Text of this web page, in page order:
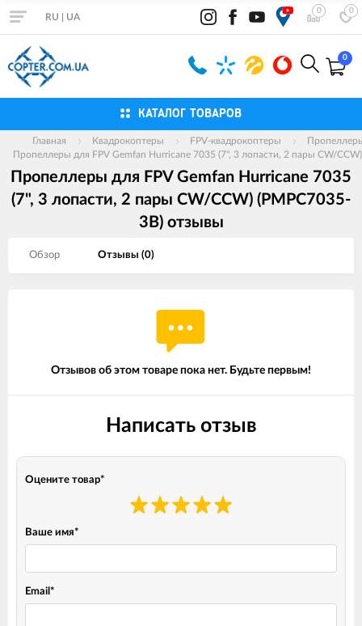
0 0
RU UA
0
КАТАЛОГ ТОВАРОВ
Главная Квадрокоптеры FPV-квадрокоптеры
Пропеллеры для FPV Gemfan Hurricane 7035 (7", 3 лопасти, 2 пары CW/
Пропеллеры для FPV Gemfan Hurricane 7035
(7", 3 лопасти, 2 пары CW/CCW) (PMPC7035-
3B) отзывы
Обзор Отзывы (0)
Отзывов об этом товаре пока нет. Будьте первым!
Написать отзыв
Оцените товар*
Ваше имя*
Email *